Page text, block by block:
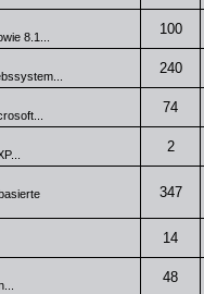
8.1... 100
240
74
2
347
14
48